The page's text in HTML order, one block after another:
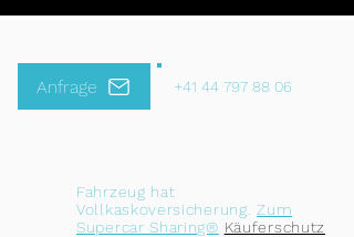
Anfrage +41 44 797 88 06
Fahrzeug hat
Vollkaskoversicherung. Zum
Supercar Sharing® Käuferschutz